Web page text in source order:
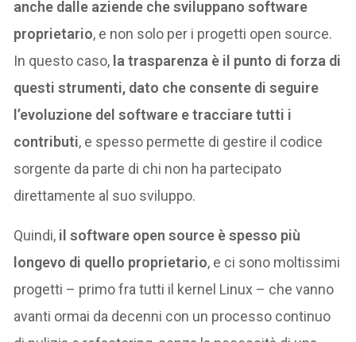
anche dalle aziende che sviluppano software
proprietario, e non solo per i progetti open source.
In questo caso, la trasparenza è il punto di forza di
questi strumenti, dato che consente di seguire
l’evoluzione del software e tracciare tutti i
contributi, e spesso permette di gestire il codice
sorgente da parte di chi non ha partecipato
direttamente al suo sviluppo.
Quindi, il software open source è spesso più
longevo di quello proprietario, e ci sono moltissimi
progetti – primo fra tutti il kernel Linux – che vanno
avanti ormai da decenni con un processo continuo